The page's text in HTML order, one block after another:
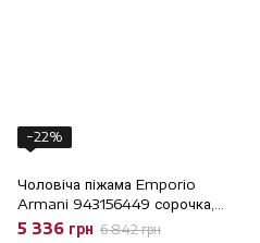
−22%
Чоловіча піжама Emporio
Armani 943156449 сорочка,
штани, L
5 336 грн 6 842 грн